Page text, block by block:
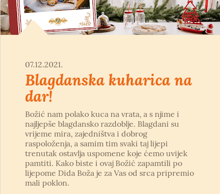
07.12.2021.
Blagdanska kuharica na
dar!
Božić nam polako kuca na vrata, a s njime i
najljepše blagdansko razdoblje. Blagdani su
vrijeme mira, zajedništva i dobrog
raspoloženja, a samim tim svaki taj lijepi
trenutak ostavlja uspomene koje ćemo uvijek
pamtiti. Kako biste i ovaj Božić zapamtili po
lijepome Dida Boža je za Vas od srca pripremio
mali poklon.